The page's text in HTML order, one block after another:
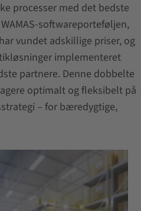
processer med det bedste
softwareporteføljen,
vundet adskillige priser, og
implementeret
partnere. Denne dobbelte
optimalt og fleksibelt på
– for bæredygtige,